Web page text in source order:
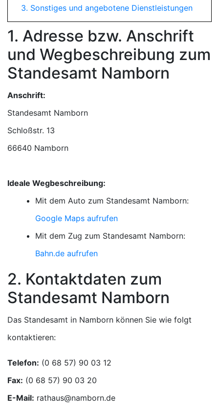
3. Sonstiges und angebotene Dienstleistungen
1. Adresse bzw. Anschrift
und Wegbeschreibung zum
Standesamt Namborn
Anschrift:
Standesamt Namborn
66640 Namborn
Ideale Wegbeschreibung:
Mit dem Auto zum Standesamt Namborn:
Google Maps aufrufen
Mit dem Zug zum Standesamt Namborn:
Bahn.de aufrufen
2. Kontaktdaten zum
Standesamt Namborn
Das Standesamt in Namborn können Sie wie folgt
kontaktieren:
Telefon:
Fax:
E-Mail: